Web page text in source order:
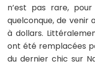
n’est pas rare,
quelconque, de venir
à dollars.
ont été remplacées
du dernier chic sur